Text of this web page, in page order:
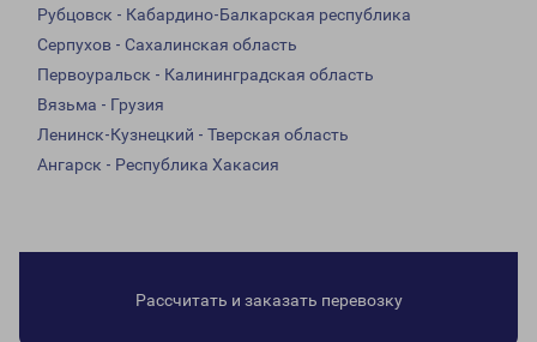
Рубцовск - Кабардино-Балкарская республика
Серпухов - Сахалинская область
Первоуральск - Калининградская область
Вязьма - Грузия
Ленинск-Кузнецкий - Тверская область
Ангарск - Республика Хакасия
Рассчитать и заказать перевозку